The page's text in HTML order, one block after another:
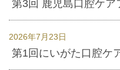
第3回 鹿児島口腔ケア
2026年7月23日
第1回にいがた口腔ケ